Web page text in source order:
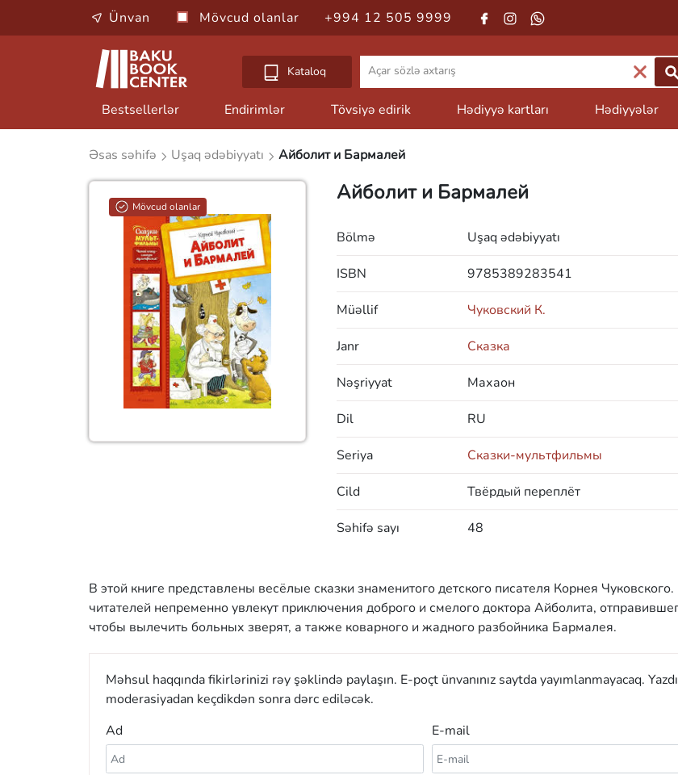
Ünvan Mövcud olanlar +994 12 505 9999
Kataloq
Bestsellerlər Endirimlər Tövsiyə edirik Hədiyyə kartları Hədiyyələr
Əsas səhifə Uşaq ədəbiyyatı Айболит и Бармалей
Mövcud olanlar
Айболит и Бармалей
Bölmə Uşaq ədəbiyyatı
ISBN 9785389283541
Müəllif Чуковский К.
Janr Сказка
Nəşriyyat Махаон
Dil RU
Seriya Сказки-мультфильмы
Cild Твёрдый переплёт
Səhifə sayı 48
В этой книге представлены весёлые сказки знаменитого детского писателя Корнея
читателей непременно увлекут приключения доброго и смелого доктора Айболита,
чтобы вылечить больных зверят, а также коварного и жадного разбойника Бармалея.
Məhsul haqqında fikirlərinizi rəy şəklində paylaşın. E-poçt ünvanınız saytda yayımlanmayacaq.
moderasiyadan keçdikdən sonra dərc ediləcək.
Ad
E-mail